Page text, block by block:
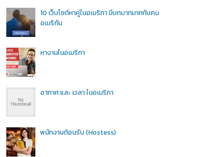
10 เว็บไซต์หาคู่ในอเมริกา มีบทบาทมากกับคน
อเมริกัน
หางานในอเมริกา
อากาศ และ เวลา ในอเมริกา
พนักงานต้อนรับ (Hostess)